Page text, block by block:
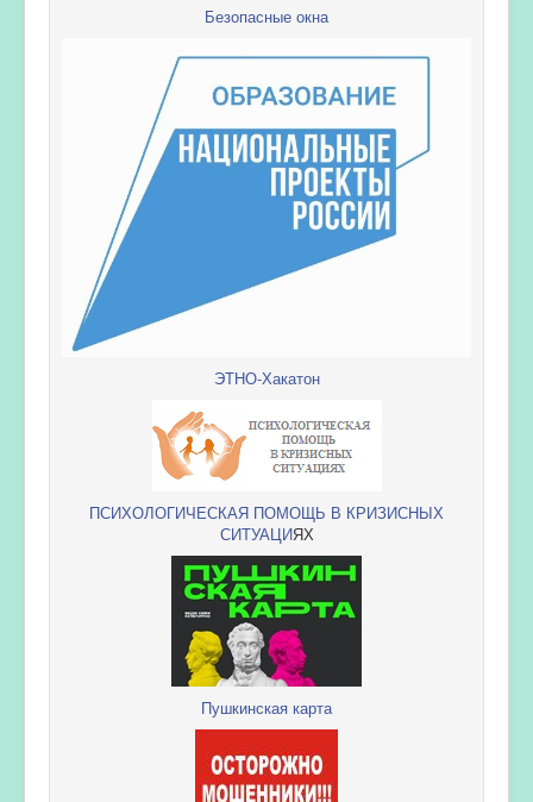
Безопасные окна
ЭТНО-Хакатон
ПСИХОЛОГИЧЕСКАЯ ПОМОЩЬ В КРИЗИСНЫХ
СИТУАЦИЯХ
Пушкинская карта